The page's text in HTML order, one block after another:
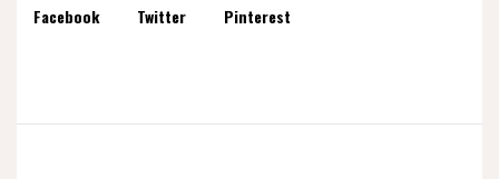
Facebook Twitter Pinterest